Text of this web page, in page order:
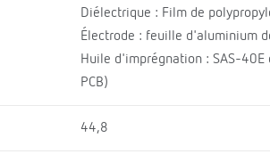
Diélectrique : Film de
Électrode : feuille d'aluminium
Huile d'imprégnation : SAS-40E
PCB)
44,8